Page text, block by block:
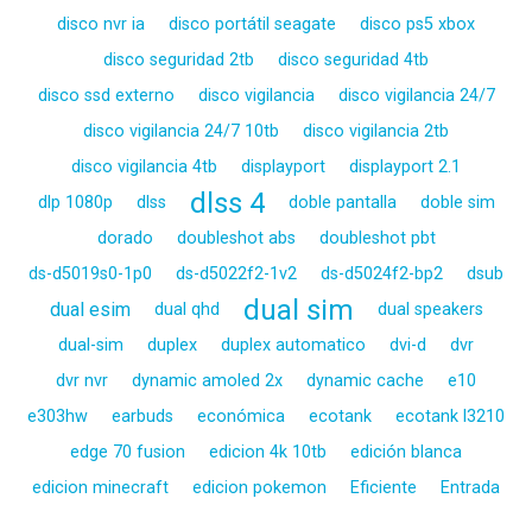
disco nvr ia
disco portátil seagate
disco ps5 xbox
disco seguridad 2tb
disco seguridad 4tb
disco ssd externo
disco vigilancia
disco vigilancia 24/7
disco vigilancia 24/7 10tb
disco vigilancia 2tb
disco vigilancia 4tb
displayport
displayport 2.1
dlp 1080p
dlss dlss 4 doble pantalla
doble sim
dorado
doubleshot abs
doubleshot pbt
ds-d5019s0-1p0
ds-d5022f2-1v2 ds-d5024f2-bp2 dsub
dual esim dual qhd dual sim
dual speakers
dual-sim
duplex duplex automatico dvi-d
dvr
dvr nvr
dynamic amoled 2x dynamic cache
e10
e303hw
earbuds económica ecotank
ecotank l3210
edge 70 fusion
edicion 4k 10tb
edición blanca
edicion minecraft
edicion pokemon Eficiente
Entrada